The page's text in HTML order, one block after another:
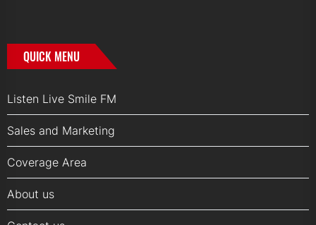
QUICK MENU
Listen Live Smile FM
Sales and Marketing
Coverage Area
About us